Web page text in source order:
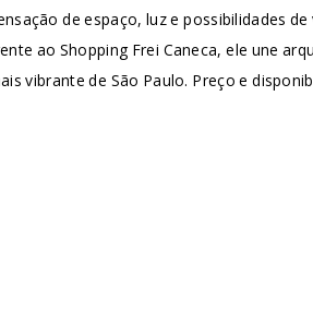
de espaço, luz e possibilidades
ao Shopping Frei Caneca, ele une
vibrante de São Paulo. Preço e